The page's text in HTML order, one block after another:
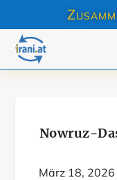
Nowruz-
März 18, 2026